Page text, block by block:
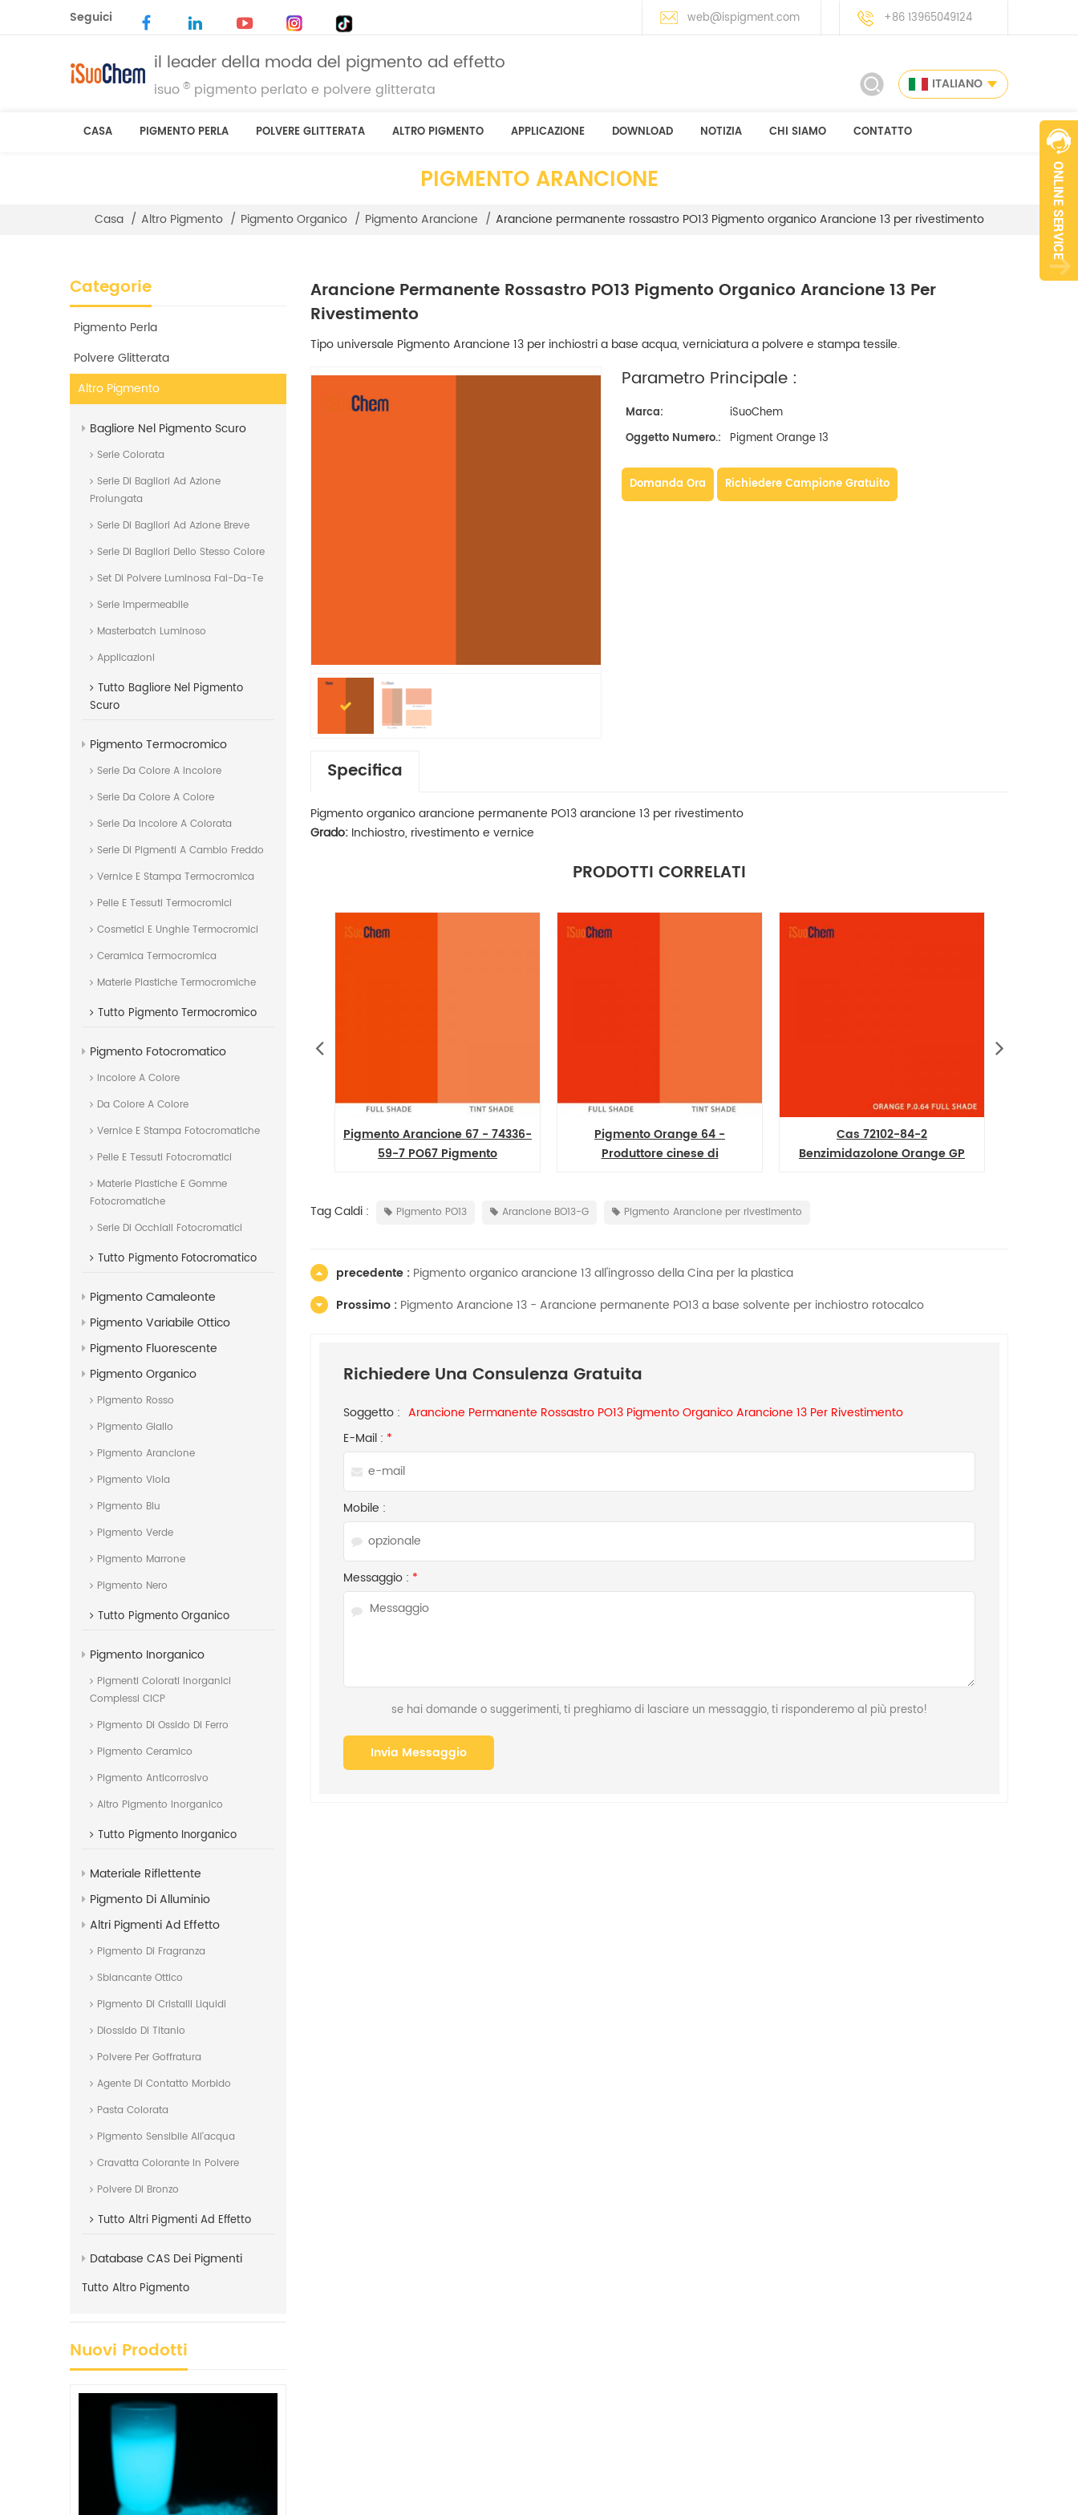
Seguici web@ispigment.com +86 13965049124
il leader della moda del pigmento ad effetto
isuo ® pigmento perlato e polvere glitterata ITALIANO
CASA PIGMENTO PERLA POLVERE GLITTERATA ALTRO PIGMENTO APPLICAZIONE DOWNLOAD NOTIZIA CHI SIAMO CONTATTO
PIGMENTO ARANCIONE
Casa / Altro Pigmento / Pigmento Organico / Pigmento Arancione / Arancione permanente rossastro PO13 Pigmento organico Arancione 13 per rivestimento
Arancione Permanente Rossastro PO13 Pigmento Organico Arancione 13 Per
Rivestimento
Tipo universale Pigmento Arancione 13 per inchiostri a base acqua, verniciatura a polvere e stampa tessile.
Parametro Principale :
Marca:
iSuoChem
Oggetto Numero.:
Pigment Orange 13
Domanda Ora Richiedere Campione Gratuito
Specifica
Pigmento organico arancione permanente PO13 arancione 13 per rivestimento
Grado: Inchiostro, rivestimento e vernice
PRODOTTI CORRELATI
Arancione 71 -
al calore 300C PO71
Pigmento Arancione 67 - 74336-
59-7 PO67 Pigmento
Pigmento Orange 64 -
Produttore cinese di
Cas 72102-84-2
Benzimidazolone Orange GP
Pigmento arancione 62 - CAS
52846-56-7 Benzimidazolone
Tag Caldi :
Pigmento PO13 Arancione BO13-G Pigmento Arancione per rivestimento
precedente : Pigmento organico arancione 13 all'ingrosso della Cina per la plastica
Prossimo : Pigmento Arancione 13 - Arancione permanente PO13 a base solvente per inchiostro rotocalco
Richiedere Una Consulenza Gratuita
Soggetto : Arancione Permanente Rossastro PO13 Pigmento Organico Arancione 13 Per Rivestimento
E-Mail : *
Mobile :
Messaggio : *
se hai domande o suggerimenti, ti preghiamo di lasciare un messaggio, ti risponderemo al più presto!
Categorie
Pigmento Perla
Polvere Glitterata
Altro Pigmento
Bagliore Nel Pigmento Scuro
Serie Colorata
Serie Di Bagliori Ad Azione
Prolungata
Serie Di Bagliori Ad Azione Breve
Serie Di Bagliori Dello Stesso Colore
Set Di Polvere Luminosa Fai-Da-Te
Serie Impermeabile
Masterbatch Luminoso
Applicazioni
Tutto Bagliore Nel Pigmento
Scuro
Pigmento Termocromico
Serie Da Colore A Incolore
Serie Da Colore A Colore
Serie Da Incolore A Colorata
Serie Di Pigmenti A Cambio Freddo
Vernice E Stampa Termocromica
Pelle E Tessuti Termocromici
Cosmetici E Unghie Termocromici
Ceramica Termocromica
Materie Plastiche Termocromiche
Tutto Pigmento Termocromico
Pigmento Fotocromatico
Incolore A Colore
Da Colore A Colore
Vernice E Stampa Fotocromatiche
Pelle E Tessuti Fotocromatici
Materie Plastiche E Gomme
Fotocromatiche
Serie Di Occhiali Fotocromatici
Tutto Pigmento Fotocromatico
Pigmento Camaleonte
Pigmento Variabile Ottico
Pigmento Fluorescente
Pigmento Organico
Pigmento Rosso
Pigmento Giallo
Pigmento Arancione
Pigmento Viola
Pigmento Blu
Pigmento Verde
Pigmento Marrone
Pigmento Nero
Tutto Pigmento Organico
Pigmento Inorganico
Pigmenti Colorati Inorganici
Complessi CICP
Pigmento Di Ossido Di Ferro
Pigmento Ceramico
Pigmento Anticorrosivo
Altro Pigmento Inorganico
Tutto Pigmento Inorganico
Materiale Riflettente
Pigmento Di Alluminio
Altri Pigmenti Ad Effetto
Pigmento Di Fragranza
Sbiancante Ottico
Pigmento Di Cristalli Liquidi
Diossido Di Titanio
Polvere Per Goffratura
Agente Di Contatto Morbido
Pasta Colorata
Pigmento Sensibile All'acqua
Cravatta Colorante In Polvere
Polvere Di Bronzo
Tutto Altri Pigmenti Ad Effetto
Database CAS Dei Pigmenti
Tutto Altro Pigmento
Nuovi Prodotti